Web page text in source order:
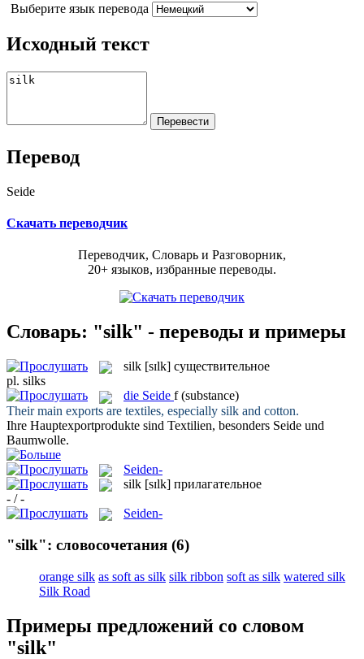
Выберите язык перевода
Исходный текст
Перевод
Seide
Скачать переводчик
Переводчик, Словарь и Разговорник,
20+ языков, избранные переводы.
Словарь: "silk" - переводы и примеры
silk [sɪlk] существительное
pl. silks
die Seide f (substance)
Their main exports are textiles, especially silk and cotton.
Ihre Hauptexportprodukte sind Textilien, besonders Seide und
Baumwolle.
Seiden-
silk [sɪlk] прилагательное
- / -
Seiden-
"silk": словосочетания (6)
orange silk as soft as silk silk ribbon soft as silk watered silk
Silk Road
Примеры предложений со словом
"silk"